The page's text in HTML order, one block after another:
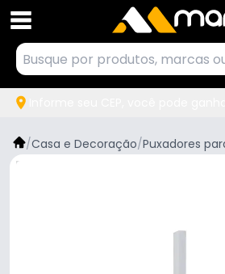
/Casa e Decoração/Puxadores